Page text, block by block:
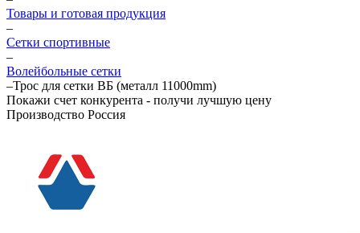
Товары и готовая продукция
–
Сетки спортивные
–
Волейбольные сетки
–Трос для сетки ВБ (металл 11000mm)
Покажи счет конкурента - получи лучшую цену
Производство Россия